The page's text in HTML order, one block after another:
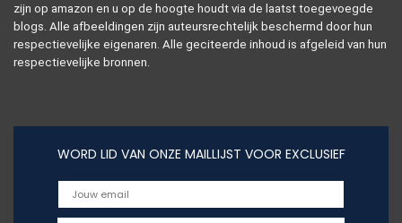
zijn op amazon en u op de hoogte houdt via de laatst toegevoegde
blogs. Alle afbeeldingen zijn auteursrechtelijk beschermd door hun
respectievelijke eigenaren. Alle geciteerde inhoud is afgeleid van hun
respectievelijke bronnen.
WORD LID VAN ONZE MAILLIJST VOOR EXCLUSIEF